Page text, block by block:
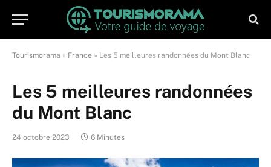
Tourismorama » France » Les 5 meilleures randonnées du Mont Blanc
Les 5 meilleures randonnées
du Mont Blanc
24 octobre 2023 6 Minutes